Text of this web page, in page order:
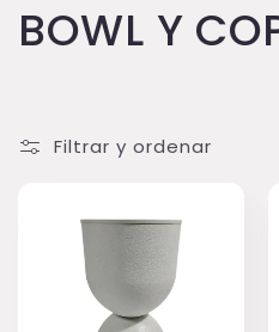
C
l
BOWL Y
Filtrar y ordenar